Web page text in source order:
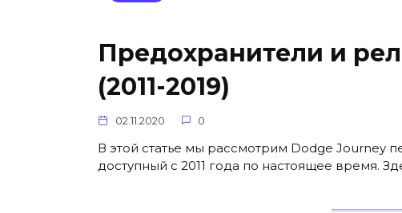
Предохранители и
(2011-2019)
02.11.2020 0
В этой статье мы рассмотрим Dodge Journey
доступный с 2011 года по настоящее время.